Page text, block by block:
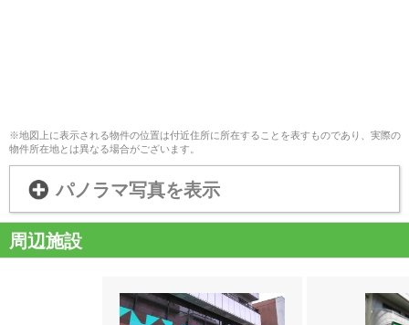
※地図上に表示される物件の位置は付近住所に所在することを表すものであり、実際の
物件所在地とは異なる場合がございます。
パノラマ写真を表示
周辺施設